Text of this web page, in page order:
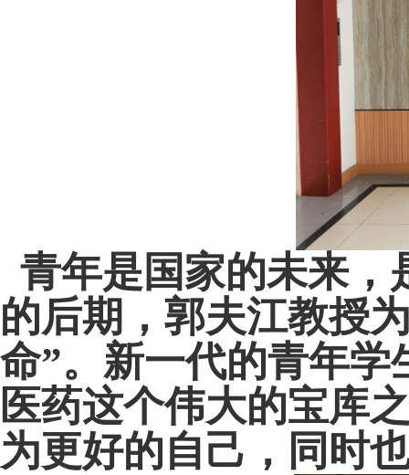
青年是国家的未来，
的后期，郭夫江教授
命”。新一代的青年
医药这个伟大的宝库
为更好的自己，同时